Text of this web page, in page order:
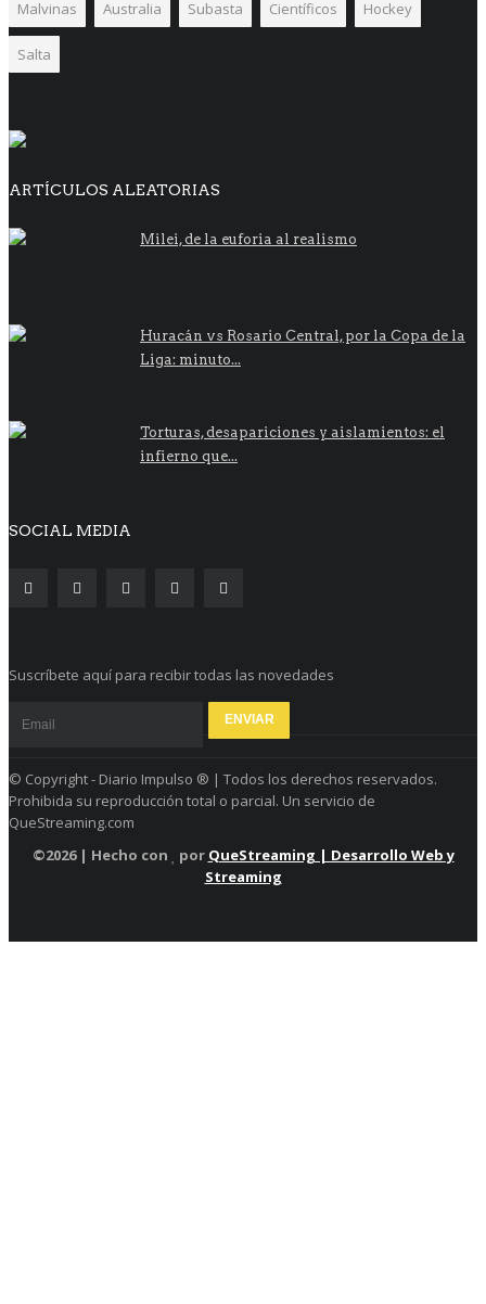
Malvinas Australia Subasta Científicos Hockey
Salta
ARTÍCULOS ALEATORIAS
Milei, de la euforia al realismo
Huracán vs Rosario Central, por la Copa de la
Liga: minuto...
Torturas, desapariciones y aislamientos: el
infierno que...
SOCIAL MEDIA
Suscríbete aquí para recibir todas las novedades
© Copyright - Diario Impulso ® | Todos los derechos reservados.
Prohibida su reproducción total o parcial. Un servicio de
QueStreaming.com
©2026 | Hecho con por QueStreaming | Desarrollo Web y
Streaming